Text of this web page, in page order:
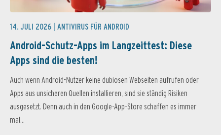
14. JULI 2026 | ANTIVIRUS FÜR ANDROID
Android-Schutz-Apps im Langzeittest: Diese
Apps sind die besten!
Auch wenn Android-Nutzer keine dubiosen Webseiten aufrufen oder
Apps aus unsicheren Quellen installieren, sind sie ständig Risiken
ausgesetzt. Denn auch in den Google-App-Store schaffen es immer
mal...